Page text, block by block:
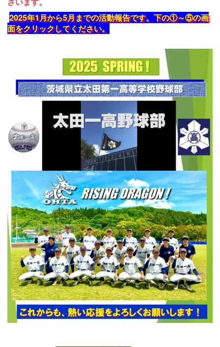
2025年1月から5月までの活動報告です。下の①～⑤の画
面をクリックしてください。